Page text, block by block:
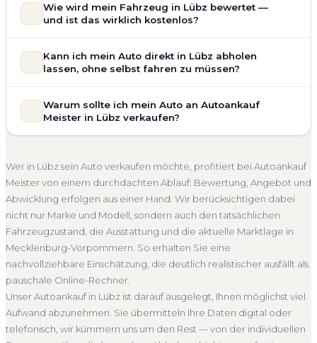
Motorschaden, Getriebeschaden, abgelaufenem TÜV oder
allgemeinem Reparaturbedarf direkt in Lübz an. Der
Bewertung ein. Anders als Online-Rechner berücksichtigen
wir den realen Zustand und die aktuelle Nachfrage für eine
Unfallwagen Lübz Motorschaden
Ohne TÜV
Getriebeschaden
Faire Bewertung
Wie wird mein Fahrzeug in Lübz bewertet —
und ist das wirklich kostenlos?
vollständig kostenlos und unverbindlich. Wir prüfen Marke,
Modell, Baujahr, Kilometerstand, Ausstattung, Pflegezustand
Schätzung, sondern eine fundierte Einschätzung, die nah am
tatsächlichen Verkaufspreis liegt — speziell für den Markt in
Mecklenburg-Vorpommern.
Seriöse Einschätzung
Kann ich mein Auto direkt in Lübz abholen
lassen, ohne selbst fahren zu müssen?
umfasst die kostenlose Abholung direkt an Ihrer Adresse —
egal ob zu Hause, am Arbeitsplatz oder an einem Treffpunkt
direkt bei Übergabe, auf Wunsch übernehmen wir auch die
Abmeldung.
Abholung Lübz Nicht fahrbereit
Barzahlung
Abmeldung inklusive
Warum sollte ich mein Auto an Autoankauf
Meister in Lübz verkaufen?
deutschlandweit an — auch in Lübz und ganz Mecklenburg-
Vorpommern. Sie erhalten eine kostenlose Bewertung, ein
verbindliches Angebot und auf Wunsch den kompletten
Service von der Abholung bis zur Abmeldung. Über 4.800
zufriedene Kunden sprechen für sich.
Seit 2010 4.800+ Ankäufe
Komplettservice
Mecklenburg-Vorpommern
Wer in Lübz sein Auto verkaufen möchte, profitiert bei Autoankauf
Meister von einem durchdachten Ablauf: Bewertung, Angebot und
Abwicklung erfolgen aus einer Hand. Wir berücksichtigen dabei
nicht nur Marke und Modell, sondern auch den tatsächlichen
Fahrzeugzustand, die Ausstattung und die aktuelle Marktlage in
Mecklenburg-Vorpommern. So erhalten Sie eine
nachvollziehbare Einschätzung, die deutlich realistischer ausfällt als
pauschale Online-Rechner.
Unser Autoankauf in Lübz ist darauf ausgelegt, Ihnen möglichst viel
Aufwand abzunehmen. Sie übermitteln Ihre Daten digital oder
telefonisch, wir kümmern uns um den Rest — von der individuellen